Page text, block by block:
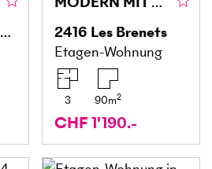
2416 Les Brenets
Etagen-Wohnung
3 90m2
CHF 1'190.-